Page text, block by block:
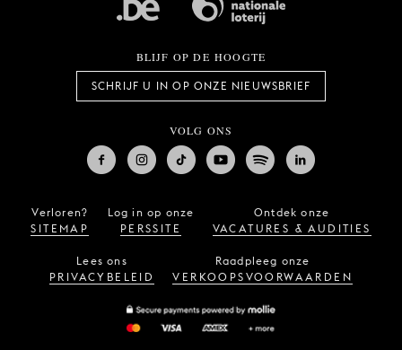
BLIJF OP DE HOOGTE
SCHRIJF U IN OP ONZE NIEUWSBRIEF
VOLG ONS
Verloren?
SITEMAP
Log in op onze
PERSSITE
Ontdek onze
VACATURES & AUDITIES
Lees ons
PRIVACYBELEID
Raadpleeg onze
VERKOOPSVOORWAARDEN